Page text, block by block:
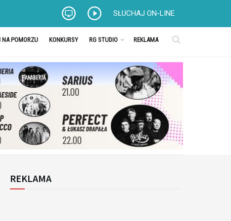
SŁUCHAJ ON-LINE
NA POMORZU KONKURSY RG STUDIO REKLAMA
REKLAMA